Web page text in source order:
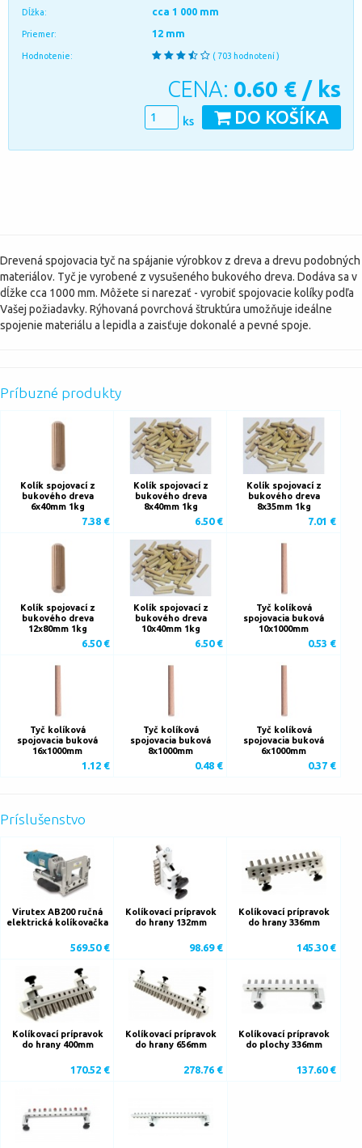
Dĺžka: cca 1 000 mm
Priemer: 12 mm
Hodnotenie: ( 703 hodnotení )
CENA: 0.60 € / ks
DO KOŠÍKA
ks
Drevená spojovacia tyč na spájanie výrobkov z dreva a drevu podobných
materiálov. Tyč je vyrobené z vysušeného bukového dreva. Dodáva sa v
dĺžke cca 1000 mm. Môžete si narezať - vyrobiť spojovacie kolíky podľa
Vašej požiadavky. Rýhovaná povrchová štruktúra umožňuje ideálne
spojenie materiálu a lepidla a zaisťuje dokonalé a pevné spoje.
Príbuzné produkty
Kolík spojovací z
bukového dreva
6x40mm 1kg
7.38 €
Kolík spojovací z
bukového dreva
8x40mm 1kg
6.50 €
Kolík spojovací z
bukového dreva
8x35mm 1kg
7.01 €
Kolík spojovací z
bukového dreva
12x80mm 1kg
6.50 €
Kolík spojovací z
bukového dreva
10x40mm 1kg
6.50 €
Tyč kolíková
spojovacia buková
10x1000mm
0.53 €
Tyč kolíková
spojovacia buková
16x1000mm
1.12 €
Tyč kolíková
spojovacia buková
8x1000mm
0.48 €
Tyč kolíková
spojovacia buková
6x1000mm
0.37 €
Príslušenstvo
Virutex AB200 ručná
elektrická kolíkovačka
569.50 €
Kolíkovací prípravok
do hrany 132mm
98.69 €
Kolíkovací prípravok
do hrany 336mm
145.30 €
Kolíkovací prípravok
do hrany 400mm
170.52 €
Kolíkovací prípravok
do hrany 656mm
278.76 €
Kolíkovací prípravok
do plochy 336mm
137.60 €